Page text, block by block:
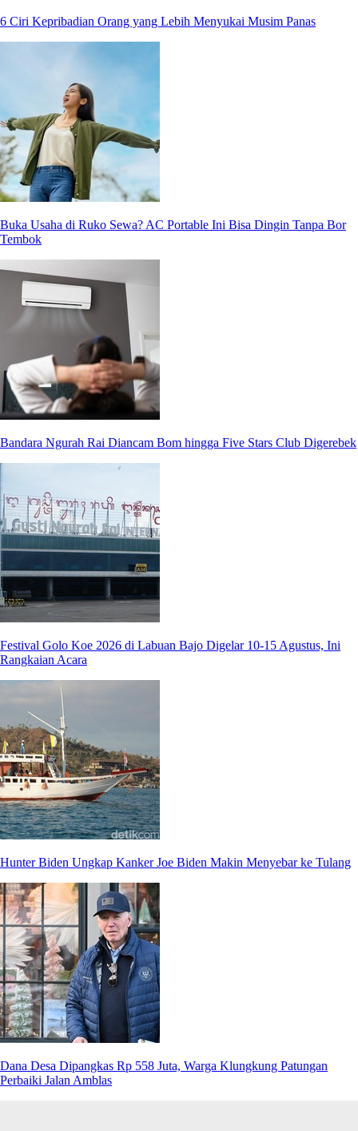
6 Ciri Kepribadian Orang yang Lebih Menyukai Musim Panas
Buka Usaha di Ruko Sewa? AC Portable Ini Bisa Dingin Tanpa Bor
Tembok
Bandara Ngurah Rai Diancam Bom hingga Five Stars Club Digerebek
Festival Golo Koe 2026 di Labuan Bajo Digelar 10-15 Agustus, Ini
Rangkaian Acara
Hunter Biden Ungkap Kanker Joe Biden Makin Menyebar ke Tulang
Dana Desa Dipangkas Rp 558 Juta, Warga Klungkung Patungan
Perbaiki Jalan Amblas